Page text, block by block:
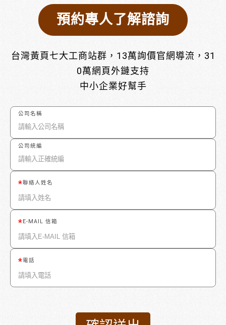
預約專人了解諮詢
台灣黃頁七大工商站群，13萬詢價官網導流，31
0萬網頁外鏈支持
中小企業好幫手
公司名稱
公司統編
聯絡人姓名
E-MAIL 信箱
電話